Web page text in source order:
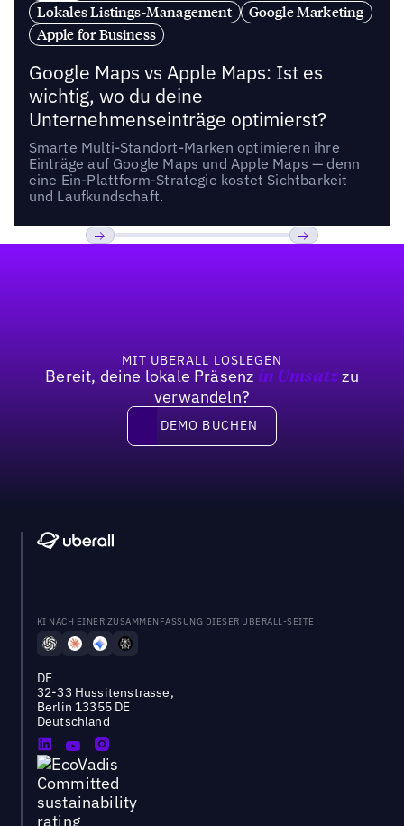
Lokales Listings-Management
Google Marketing
Apple for Business
Google Maps vs Apple Maps: Ist es
wichtig, wo du deine
Unternehmenseinträge optimierst?
Smarte Multi-Standort-Marken optimieren ihre
Einträge auf Google Maps und Apple Maps — denn
eine Ein-Plattform-Strategie kostet Sichtbarkeit
und Laufkundschaft.
MIT UBERALL LOSLEGEN
Bereit, deine lokale Präsenz in Umsatzzu
verwandeln?
DEMO BUCHEN
DEMO BUCHEN
KI NACH EINER ZUSAMMENFASSUNG DIESER UBERALL-SEITE
DE
32-33 Hussitenstrasse,
Berlin 13355 DE
Deutschland